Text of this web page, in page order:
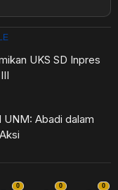
UKS SD Inpres
UNM: Abadi dalam
0 0 0